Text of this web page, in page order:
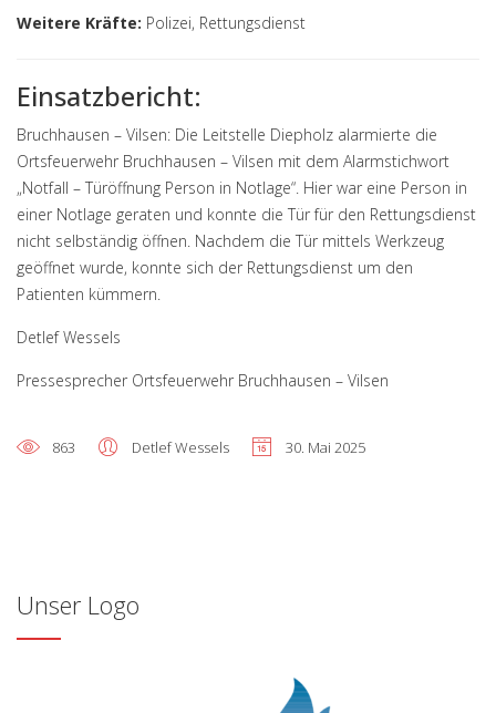
Weitere Kräfte: Polizei, Rettungsdienst
Einsatzbericht:
Bruchhausen – Vilsen: Die Leitstelle Diepholz alarmierte die
Ortsfeuerwehr Bruchhausen – Vilsen mit dem Alarmstichwort
„Notfall – Türöffnung Person in Notlage“. Hier war eine Person in
einer Notlage geraten und konnte die Tür für den Rettungsdienst
nicht selbständig öffnen. Nachdem die Tür mittels Werkzeug
geöffnet wurde, konnte sich der Rettungsdienst um den
Patienten kümmern.
Detlef Wessels
Pressesprecher Ortsfeuerwehr Bruchhausen – Vilsen
863 Detlef Wessels 30. Mai 2025
Unser Logo